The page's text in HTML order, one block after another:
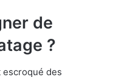
de
?
des